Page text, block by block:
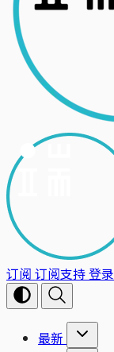
订阅 订阅支持登录
最新